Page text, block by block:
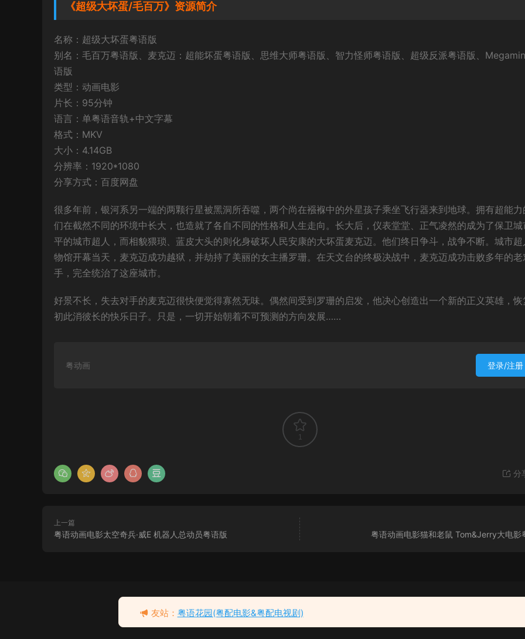
《超级大坏蛋/毛百万》资源简介
名称：超级大坏蛋粤语版
别名：毛百万粤语版、麦克迈：超能坏蛋粤语版、思维大师粤语版、智力怪师粤语版、超级反派粤语版、
语版
类型：动画电影
片长：95分钟
语言：单粤语音轨+中文字幕
格式：MKV
大小：4.14GB
分辨率：1920*1080
分享方式：百度网盘
很多年前，银河系另一端的两颗行星被黑洞所吞噬，两个尚在襁褓中的外星孩子乘坐飞行器来到地球。拥有超能力
们在截然不同的环境中长大，也造就了各自不同的性格和人生走向。长大后，仪表堂堂、正气凌然的成为了保卫城
平的城市超人，而相貌猥琐、蓝皮大头的则化身破坏人民安康的大坏蛋麦克迈。他们终日争斗，战争不断。城市超
物馆开幕当天，麦克迈成功越狱，并劫持了美丽的女主播罗珊。在天文台的终极决战中，麦克迈成功击败多年的老
手，完全统治了这座城市。
好景不长，失去对手的麦克迈很快便觉得寡然无味。偶然间受到罗珊的启发，他决心创造出一个新的正义英雄，恢
初此消彼长的快乐日子。只是，一切开始朝着不可预测的方向发展……
粤动画 登录/注册
1
分
上一篇
粤语动画电影太空奇兵·威E 机器人总动员粤语版 粤语动画电影猫和老鼠 Tom&Jerry大电影
电力公司粤语版
3分钟前 有人购买 友站： 粤语花园(粤配电影&粤配电视剧)